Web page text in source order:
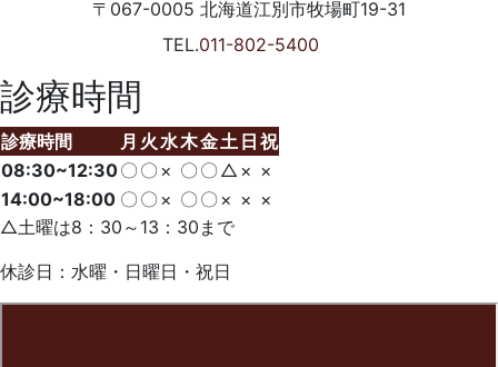
〒067-0005 北海道江別市牧場町19-31
TEL.011-802-5400
診療時間
診療時間 月 火 水木金土 日 祝
08:30~12:30〇 〇 × 〇 〇 △ × ×
14:00~18:00 〇 〇 × 〇 〇 × × ×
△土曜は8：30～13：30まで
休診日：水曜・日曜日・祝日